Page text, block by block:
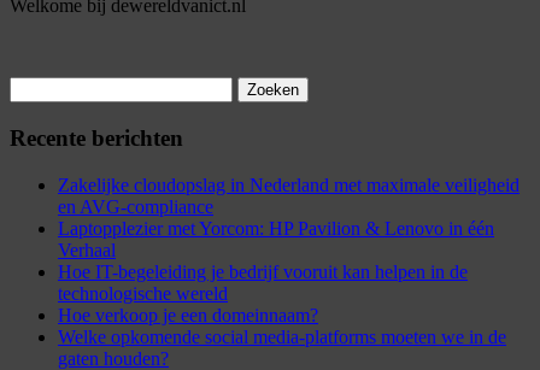
Welkome bij dewereldvanict.nl
naar:
Recente berichten
Zakelijke cloudopslag in Nederland met maximale veiligheid
en AVG-compliance
Laptopplezier met Yorcom: HP Pavilion & Lenovo in één
Verhaal
Hoe IT-begeleiding je bedrijf vooruit kan helpen in de
technologische wereld
Hoe verkoop je een domeinnaam?
Welke opkomende social media-platforms moeten we in de
gaten houden?